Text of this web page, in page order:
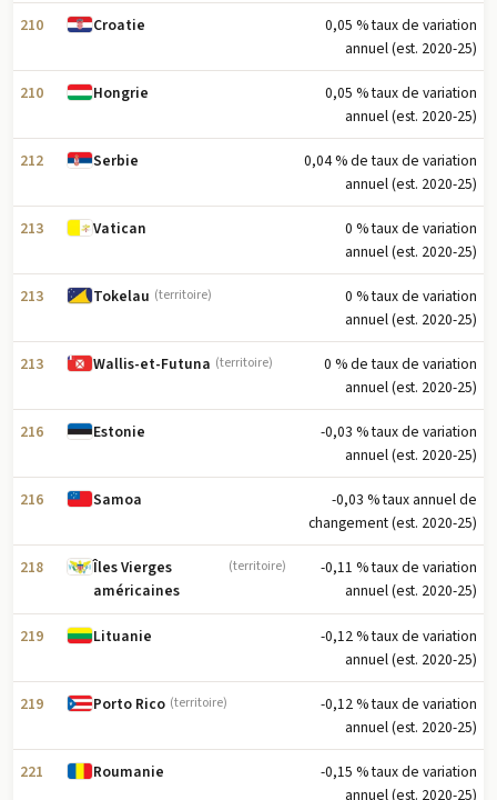
210 Croatie
0,05 % taux de variation
annuel (est. 2020-25)
210 Hongrie
0,05 % taux de variation
annuel (est. 2020-25)
212 Serbie
0,04 % de taux de variation
annuel (est. 2020-25)
213 Vatican
0 % taux de variation
annuel (est. 2020-25)
213 Tokelau (territoire)
0 % taux de variation
annuel (est. 2020-25)
213 Wallis-et-Futuna (territoire)
0 % de taux de variation
annuel (est. 2020-25)
216 Estonie
-0,03 % taux de variation
annuel (est. 2020-25)
216 Samoa
-0,03 % taux annuel de
changement (est. 2020-25)
218
Îles Vierges
américaines
(territoire)
-0,11 % taux de variation
annuel (est. 2020-25)
219 Lituanie
-0,12 % taux de variation
annuel (est. 2020-25)
219 Porto Rico (territoire)
-0,12 % taux de variation
annuel (est. 2020-25)
221 Roumanie
-0,15 % taux de variation
annuel (est. 2020-25)